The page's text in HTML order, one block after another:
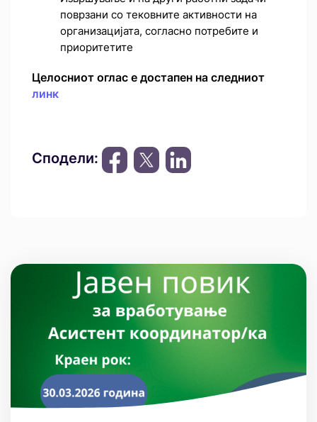
поврзани со тековните активности на
организацијата, согласно потребите и
приоритетите
Целосниот оглас е достапен на следниот
линк
Сподели: